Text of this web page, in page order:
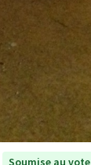
Soumise au vote